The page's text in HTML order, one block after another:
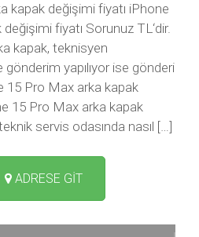
kapak değişimi fiyatı iPhone
fiyatı Sorunuz TL‘dir.
kapak, teknisyen
yapılıyor ise gönderi
15 Pro Max arka kapak
15 Pro Max arka kapak
servis odasında nasıl […]
ADRESE GİT